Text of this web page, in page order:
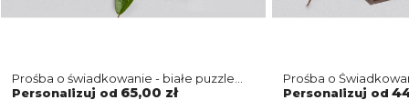
Prośba o świadkowanie - białe puzzle
Soft Motyw 8
Personalizuj od 65,00 zł
Prośba o
Soft Motyw 8
Personalizuj od